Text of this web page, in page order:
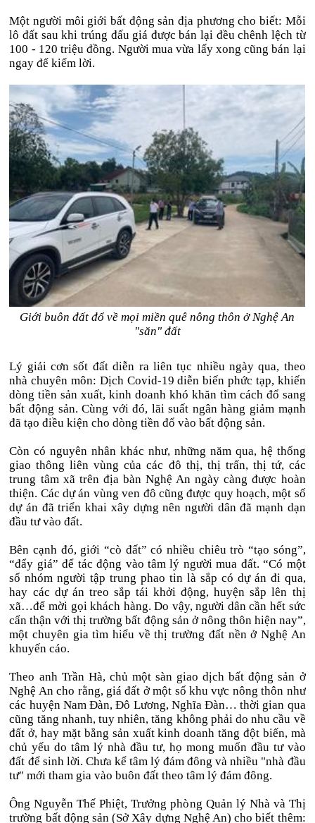
Một người môi giới bất động sản địa phương cho biết: Mỗi
lô đất sau khi trúng đấu giá được bán lại đều chênh lệch từ
100 - 120 triệu đồng. Người mua vừa lấy xong cũng bán lại
ngay để kiếm lời.
Giới buôn đất đổ về mọi miền quê nông thôn ở Nghệ An
"săn" đất
Lý giải cơn sốt đất diễn ra liên tục nhiều ngày qua, theo
nhà chuyên môn: Dịch Covid-19 diễn biến phức tạp, khiến
dòng tiền sản xuất, kinh doanh khó khăn tìm cách đổ sang
bất động sản. Cùng với đó, lãi suất ngân hàng giảm mạnh
đã tạo điều kiện cho dòng tiền đổ vào bất động sản.
Còn có nguyên nhân khác như, những năm qua, hệ thống
giao thông liên vùng của các đô thị, thị trấn, thị tứ, các
trung tâm xã trên địa bàn Nghệ An ngày càng được hoàn
thiện. Các dự án vùng ven đô cũng được quy hoạch, một số
dự án đã triển khai xây dựng nên người dân đã mạnh dạn
đầu tư vào đất.
Bên cạnh đó, giới “cò đất” có nhiều chiêu trò “tạo sóng”,
“đẩy giá” để tác động vào tâm lý người mua đất. “Có một
số nhóm người tập trung phao tin là sắp có dự án đi qua,
hay các dự án treo sắp tái khởi động, huyện sắp lên thị
xã…để mời gọi khách hàng. Do vậy, người dân cần hết sức
cẩn thận với thị trường bất động sản ở nông thôn hiện nay”,
một chuyên gia tìm hiểu về thị trường đất nền ở Nghệ An
khuyến cáo.
Theo anh Trần Hà, chủ một sàn giao dịch bất động sản ở
Nghệ An cho rằng, giá đất ở một số khu vực nông thôn như
các huyện Nam Đàn, Đô Lương, Nghĩa Đàn… thời gian qua
cũng tăng nhanh, tuy nhiên, tăng không phải do nhu cầu về
đất ở, hay mặt bằng sản xuất kinh doanh tăng đột biến, mà
chủ yếu do tâm lý nhà đầu tư, họ mong muốn đầu tư vào
đất để sinh lời. Chưa kể tâm lý đám đông và nhiều "nhà đầu
tư" mới tham gia vào buôn đất theo tâm lý đám đông.
Ông Nguyễn Thế Phiệt, Trưởng phòng Quản lý Nhà và Thị
trường bất động sản (Sở Xây dựng Nghệ An) cho biết thêm: